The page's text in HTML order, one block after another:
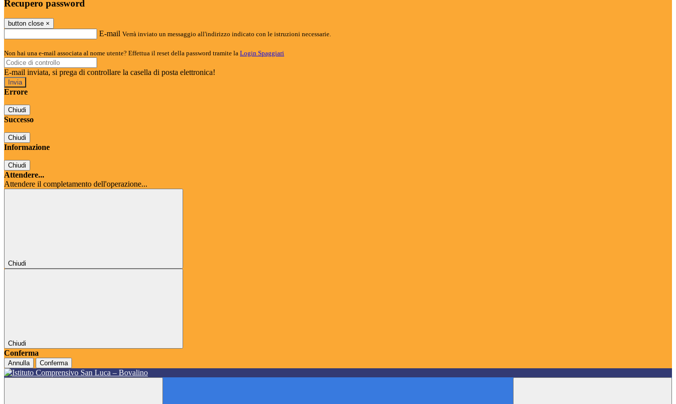
Recupero password
button close ×
E-mail Verrà inviato un messaggio all'indirizzo indicato con le istruzioni necessarie.
Non hai una e-mail associata al nome utente? Effettua il reset della password tramite la Login Spaggiari
E-mail inviata, si prega di controllare la casella di posta elettronica!
Errore
Chiudi
Successo
Chiudi
Informazione
Chiudi
Attendere...
Attendere il completamento dell'operazione...
Chiudi
Chiudi
Conferma
Annulla Conferma